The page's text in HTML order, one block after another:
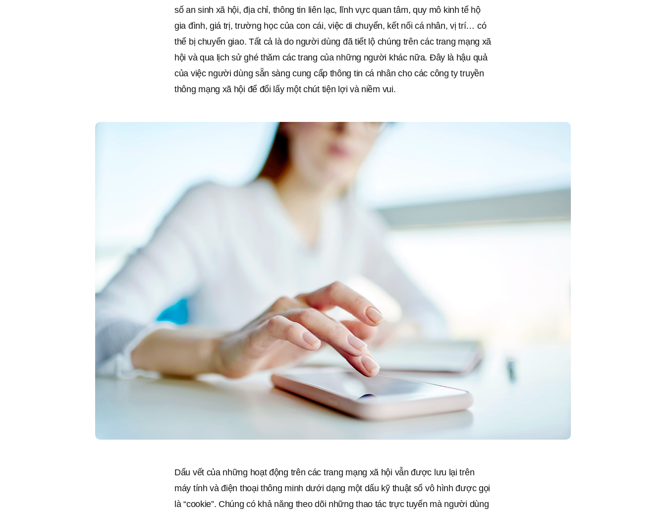
số an sinh xã hội, địa chỉ, thông tin liên lạc, lĩnh vực quan tâm, quy mô kinh tế hộ
gia đình, giá trị, trường học của con cái, việc di chuyển, kết nối cá nhân, vị trí… có
thể bị chuyển giao. Tất cả là do người dùng đã tiết lộ chúng trên các trang mạng xã
hội và qua lịch sử ghé thăm các trang của những người khác nữa. Đây là hậu quả
của việc người dùng sẵn sàng cung cấp thông tin cá nhân cho các công ty truyền
thông mạng xã hội để đổi lấy một chút tiện lợi và niềm vui.
Dấu vết của những hoạt động trên các trang mạng xã hội vẫn được lưu lại trên
máy tính và điện thoại thông minh dưới dạng một dấu kỹ thuật số vô hình được gọi
là “cookie”. Chúng có khả năng theo dõi những thao tác trực tuyến mà người dùng